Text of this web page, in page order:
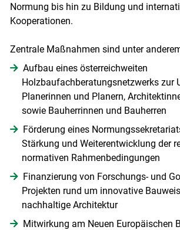
Normung bis hin zu Bildung und
Kooperationen.
Zentrale Maßnahmen sind unter
Aufbau eines österreichweiten
Holzbaufachberatungsnetzwerks zur
Planerinnen und Planern,
sowie Bauherrinnen und Bauherren
Förderung eines
Stärkung und Weiterentwicklung der
normativen Rahmenbedingungen
Finanzierung von Forschungs- und
Projekten rund um innovative
nachhaltige Architektur
Mitwirkung am Neuen Europäischen